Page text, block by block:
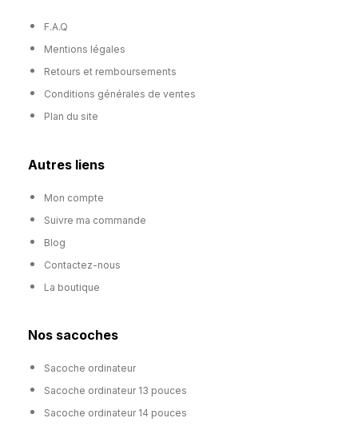
F.A.Q
Mentions légales
Retours et remboursements
Conditions générales de ventes
Plan du site
Autres liens
Mon compte
Suivre ma commande
Blog
Contactez-nous
La boutique
Nos sacoches
Sacoche ordinateur
Sacoche ordinateur 13 pouces
Sacoche ordinateur 14 pouces